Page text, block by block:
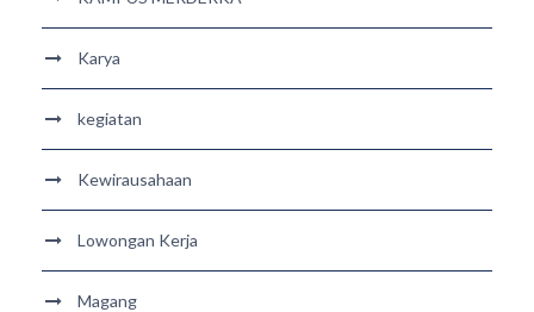
Karya
kegiatan
Kewirausahaan
Lowongan Kerja
Magang